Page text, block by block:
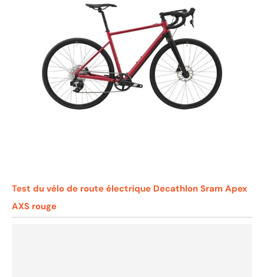
Test du vélo de route électrique Decathlon Sram Apex
AXS rouge